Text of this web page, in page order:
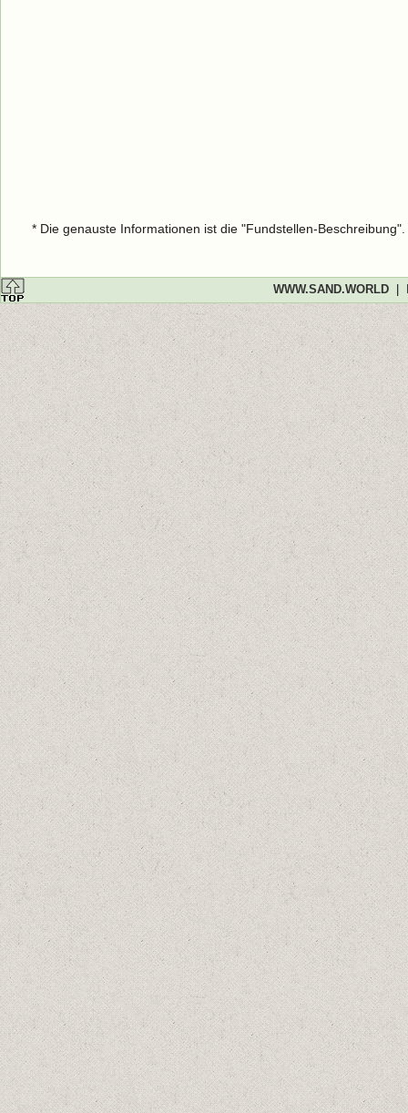
* Die genauste Informationen ist die "Fundstellen-
WWW.SAND.WORLD|